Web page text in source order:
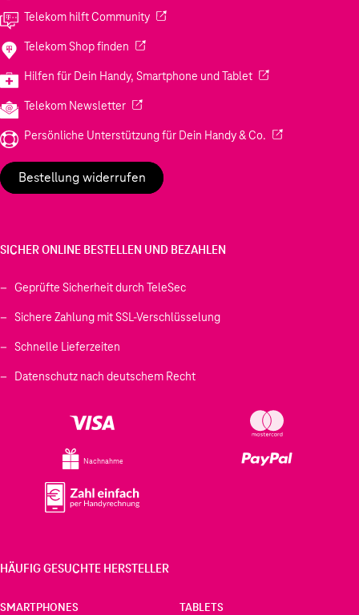
Telekom hilft Community(Wird in einem neuen Tab geöffnet)
Telekom Shop finden (Wird in einem neuen Tab geöffnet)
Hilfen für Dein Handy, Smartphone und Tablet(Wird in einem
Telekom Newsletter(Wird in einem neuen Tab geöffnet)
Persönliche Unterstützung für Dein Handy & Co. (Wird in einem
Bestellung widerrufen
SICHER ONLINE BESTELLEN UND BEZAHLEN
Geprüfte Sicherheit durch TeleSec
Sichere Zahlung mit SSL-Verschlüsselung
Schnelle Lieferzeiten
Datenschutz nach deutschem Recht
Nachnahme
HÄUFIG GESUCHTE HERSTELLER
SMARTPHONES TABLETS